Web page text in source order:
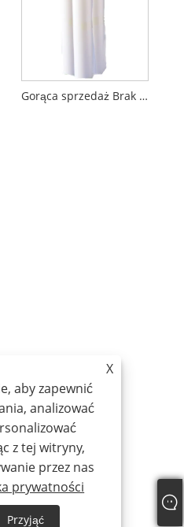
Gorąca sprzedaż Brak zanieczyszczeń plastikowych gotowych produktów. Folia skórna dla środowiska
X
aby zapewnić
analizować
z tej witryny,
przez nas
prywatności
Przyjąć